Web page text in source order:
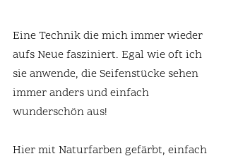
Eine Technik die mich immer wieder
aufs Neue fasziniert. Egal wie oft ich
sie anwende, die Seifenstücke sehen
immer anders und einfach
wunderschön aus!
Hier mit Naturfarben gefärbt, einfach